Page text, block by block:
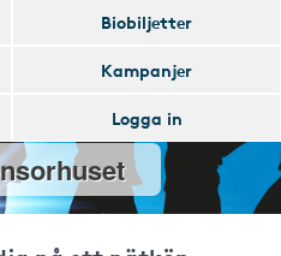
Biobiljetter
Kampanjer
Logga in